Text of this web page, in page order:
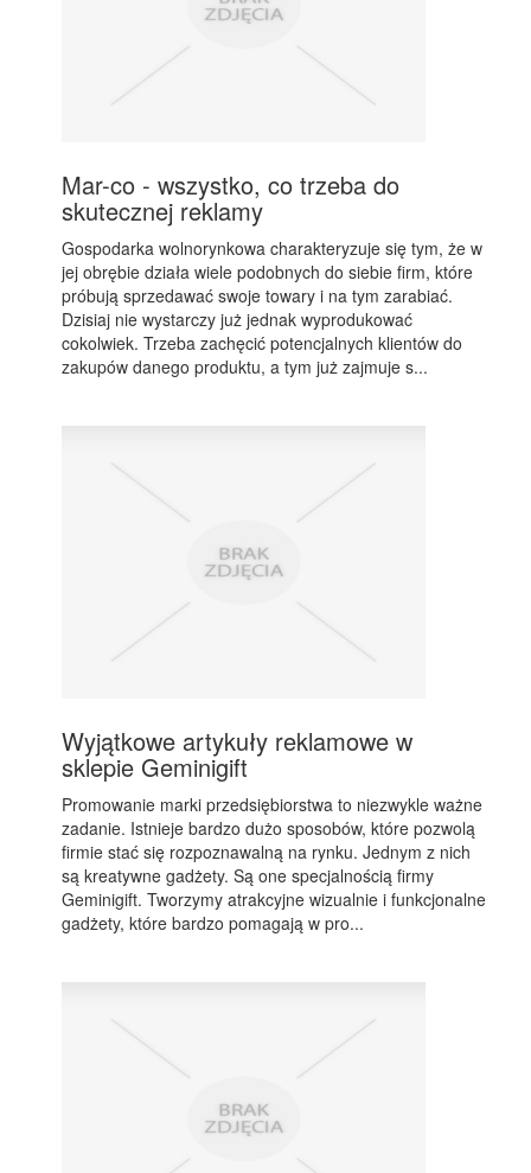
Mar-co - wszystko, co trzeba do
skutecznej reklamy
Gospodarka wolnorynkowa charakteryzuje się tym, że w
jej obrębie działa wiele podobnych do siebie firm, które
próbują sprzedawać swoje towary i na tym zarabiać.
Dzisiaj nie wystarczy już jednak wyprodukować
cokolwiek. Trzeba zachęcić potencjalnych klientów do
zakupów danego produktu, a tym już zajmuje s...
Wyjątkowe artykuły reklamowe w
sklepie Geminigift
Promowanie marki przedsiębiorstwa to niezwykle ważne
zadanie. Istnieje bardzo dużo sposobów, które pozwolą
firmie stać się rozpoznawalną na rynku. Jednym z nich
są kreatywne gadżety. Są one specjalnością firmy
Geminigift. Tworzymy atrakcyjne wizualnie i funkcjonalne
gadżety, które bardzo pomagają w pro...